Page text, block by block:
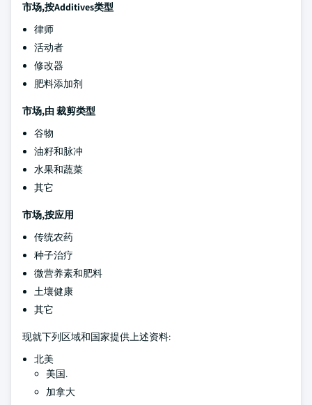
市场,按Additives类型
律师
活动者
修改器
肥料添加剂
市场,由裁剪类型
谷物
油籽和脉冲
水果和蔬菜
其它
市场,按应用
传统农药
种子治疗
微营养素和肥料
土壤健康
其它
现就下列区域和国家提供上述资料:
北美
美国.
加拿大